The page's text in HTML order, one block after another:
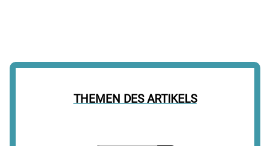
THEMEN DES ARTIKELS